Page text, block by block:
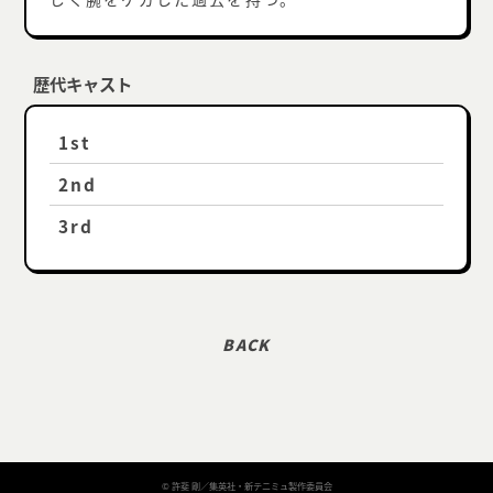
歴代キャスト
1st
2nd
3rd
© 許斐 剛／集英社・新テニミュ製作委員会